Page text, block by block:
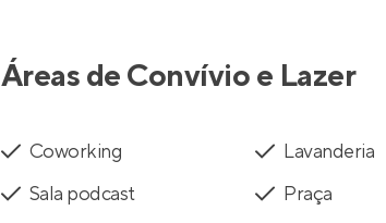
Áreas de Convívio e Lazer
Coworking Lavanderia
Sala podcast
Praça